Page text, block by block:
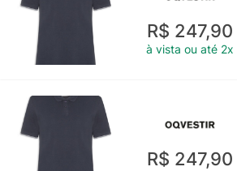
R$ 247,90
à vista ou até 2x
R$ 247,90